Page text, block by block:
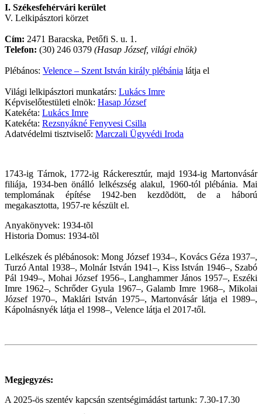
I. Székesfehérvári kerület
V. Lelkipásztori körzet
Cím: 2471 Baracska, Petőfi S. u. 1.
Telefon: (30) 246 0379 (Hasap József, világi elnök)
Plébános: Velence – Szent István király plébánia látja el
Világi lelkipásztori munkatárs: Lukács Imre
Képviselőtestületi elnök: Hasap József
Katekéta: Lukács Imre
Katekéta: Rezsnyákné Fenyvesi Csilla
Adatvédelmi tisztviselő: Marczali Ügyvédi Iroda
1743-ig Tárnok, 1772-ig Ráckeresztúr, majd 1934-ig Martonvásár
filiája, 1934-ben önálló lelkészség alakul, 1960-tól plébánia. Mai
templomának építése 1942-ben kezdõdött, de a háború
megakasztotta, 1957-re készült el.
Anyakönyvek: 1934-tõl
Historia Domus: 1934-tõl
Lelkészek és plébánosok: Mong József 1934–, Kovács Géza 1937–,
Turzó Antal 1938–, Molnár István 1941–, Kiss István 1946–, Szabó
Pál 1949–, Mohai József 1956–, Langhammer János 1957–, Eszéki
Imre 1962–, Schrőder Gyula 1967–, Galamb Imre 1968–, Mikolai
József 1970–, Maklári István 1975–, Martonvásár látja el 1989–,
Kápolnásnyék látja el 1998–, Velence látja el 2017-től.
Megjegyzés:
A 2025-ös szentév kapcsán szentségimádást tartunk: 7.30-17.30